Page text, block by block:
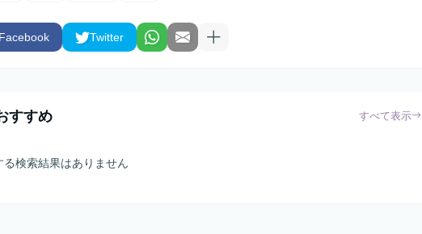
Facebook Twitter
すすめ すべて表示
る検索結果はありません